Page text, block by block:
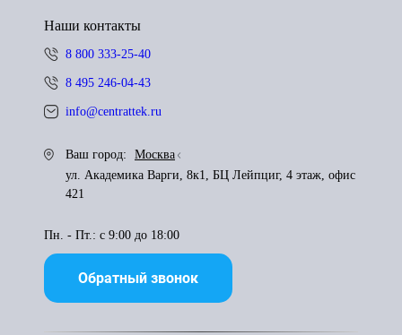
Наши контакты
8 800 333-25-40
8 495 246-04-43
info@centrattek.ru
Ваш город:
Москва
ул. Академика Варги, 8к1, БЦ Лейпциг, 4 этаж, офис
421
Пн. - Пт.: с 9:00 до 18:00
Обратный звонок